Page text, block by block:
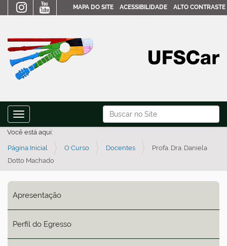
Busca
Busca Avançada…
MAPA DO SITE ACESSIBILIDADE ALTO CONTRASTE
Toggle navigation
Você está aqui:
Página Inicial O Curso Docentes
Profa. Dra. Daniela
Dotto Machado
Apresentação
Perfil do Egresso